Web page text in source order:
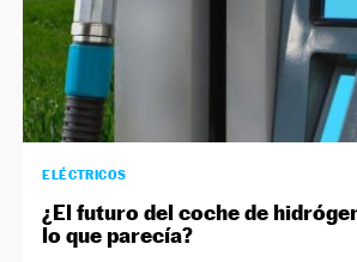
ELÉCTRICOS
¿El futuro del coche de
lo que parecía?